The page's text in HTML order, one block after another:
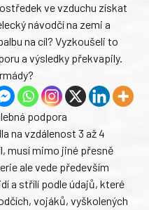
ve vzduchu získat
návodčí na zemi a
na cíl? Vyzkoušeli to
a výsledky překvapily.
podpora
na vzdálenost 3 až 4
musí mimo jiné přesně
ale vede především
a střílí podle údajů, které
vojáků, vyškolených